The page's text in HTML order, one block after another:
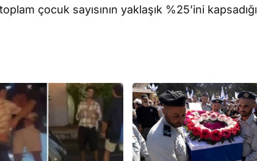
çocuk sayısının yaklaşık %25’ini kapsadığı